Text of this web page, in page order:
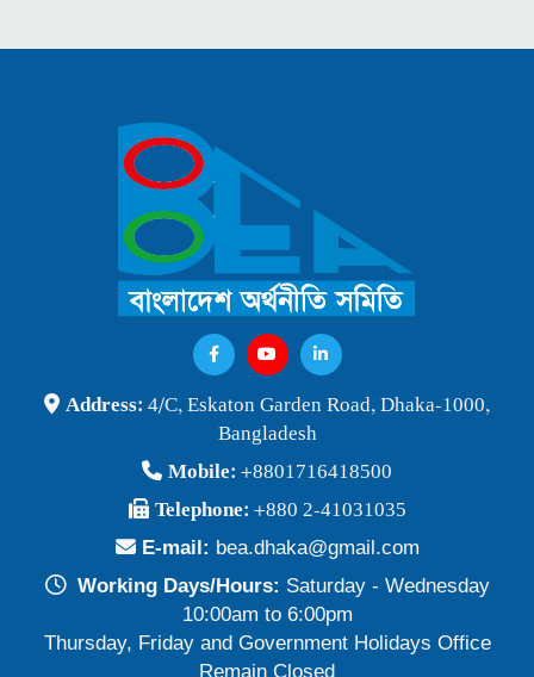
Publish Time: 25 Jan 2026
বাংলাদেশ অর্থনীতি সমিতি ও জগন্নাথ বিশ্ববিদ্যালয় যৌথ আয়োজনে
লোকবক্তৃা ২১ জানুয়ারি ২০২৬
Publish Time: 16 Jan 2026
বেগম খালেদা জিয়ার মৃত্যুতে বাংলাদেশ অর্থনীতি সমিতি গভীরভাবে শোকাহত
BEA Seminar 2025 "Debating Budget and Beyond" 21
June 2025, at 10:00 am, at the CIRDAP Auditorium
Publish Time: 16 Jun 2025
Publish Time: 19 May 2024
প্রাথমিক প্রার্থী তালিকা বাংলাদেশ অর্থনীতি সমিতি নির্বাচন-২০২৪
Publish Time: 17 May 2024
বাংলাদেশ অর্থনীতি সমিতির সদস্যপদ নবায়ন ও নতুন সদস্য অন্তর্ভুক্তি প্রসঙ্গে
Address: 4/C, Eskaton Garden Road, Dhaka-1000,
Bangladesh
Mobile: +8801716418500
Telephone: +880 2-41031035
E-mail: bea.dhaka@gmail.com
Working Days/Hours: Saturday - Wednesday
10:00am to 6:00pm
Thursday, Friday and Government Holidays Office
Remain Closed